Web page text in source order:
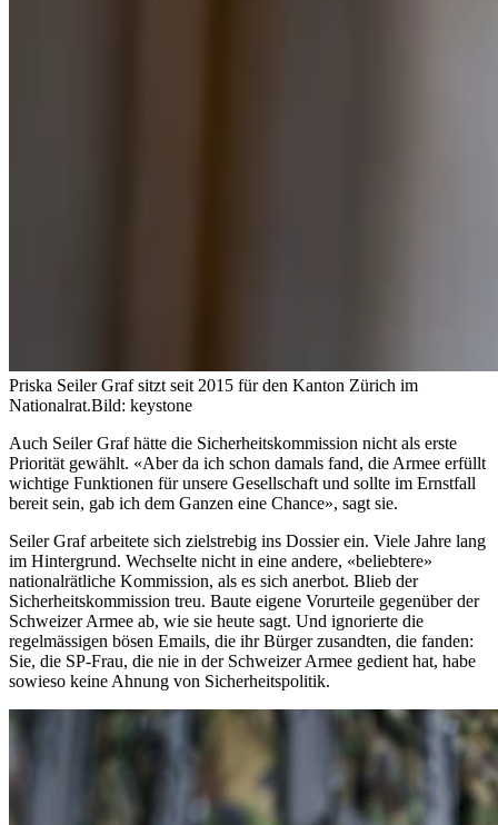
Priska Seiler Graf sitzt seit 2015 für den Kanton Zürich im
Nationalrat.Bild: keystone
Auch Seiler Graf hätte die Sicherheitskommission nicht als erste
Priorität gewählt. «Aber da ich schon damals fand, die Armee erfüllt
wichtige Funktionen für unsere Gesellschaft und sollte im Ernstfall
bereit sein, gab ich dem Ganzen eine Chance», sagt sie.
Seiler Graf arbeitete sich zielstrebig ins Dossier ein. Viele Jahre lang
im Hintergrund. Wechselte nicht in eine andere, «beliebtere»
nationalrätliche Kommission, als es sich anerbot. Blieb der
Sicherheitskommission treu. Baute eigene Vorurteile gegenüber der
Schweizer Armee ab, wie sie heute sagt. Und ignorierte die
regelmässigen bösen Emails, die ihr Bürger zusandten, die fanden:
Sie, die SP-Frau, die nie in der Schweizer Armee gedient hat, habe
sowieso keine Ahnung von Sicherheitspolitik.